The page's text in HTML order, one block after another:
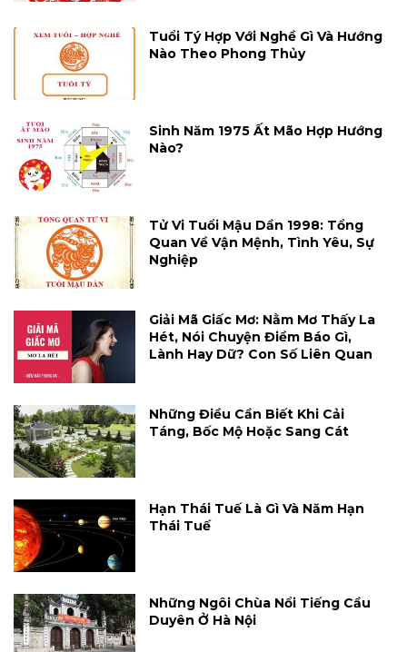
Tuổi Tý Hợp Với Nghề Gì Và Hướng
Nào Theo Phong Thủy
Sinh Năm 1975 Ất Mão Hợp Hướng
Nào?
Tử Vi Tuổi Mậu Dần 1998: Tổng
Quan Về Vận Mệnh, Tình Yêu, Sự
Nghiệp
Giải Mã Giấc Mơ: Nằm Mơ Thấy La
Hét, Nói Chuyện Điềm Báo Gì,
Lành Hay Dữ? Con Số Liên Quan
Những Điều Cần Biết Khi Cải
Táng, Bốc Mộ Hoặc Sang Cát
Hạn Thái Tuế Là Gì Và Năm Hạn
Thái Tuế
Những Ngôi Chùa Nổi Tiếng Cầu
Duyên Ở Hà Nội